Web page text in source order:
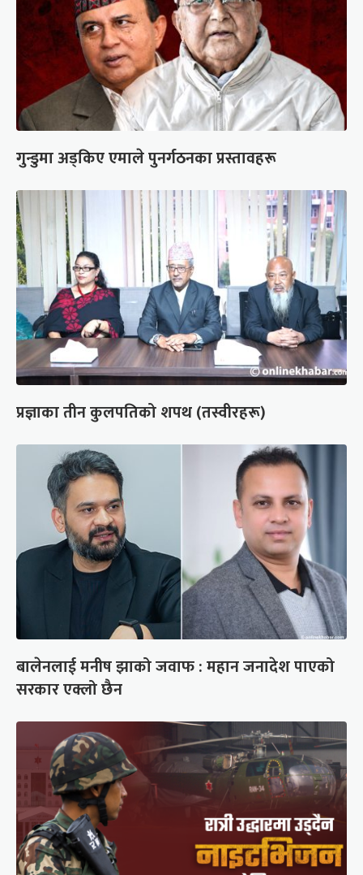
गुन्डुमा अड्किए एमाले पुनर्गठनका प्रस्तावहरू
प्रज्ञाका तीन कुलपतिको शपथ (तस्वीरहरू)
बालेनलाई मनीष झाको जवाफ : महान जनादेश पाएको
सरकार एक्लो छैन